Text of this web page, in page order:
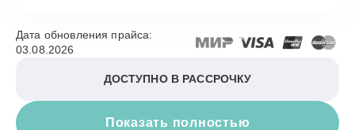
Показать полностью
Дата обновления прайса:
03.08.2026
ДОСТУПНО В РАССРОЧКУ